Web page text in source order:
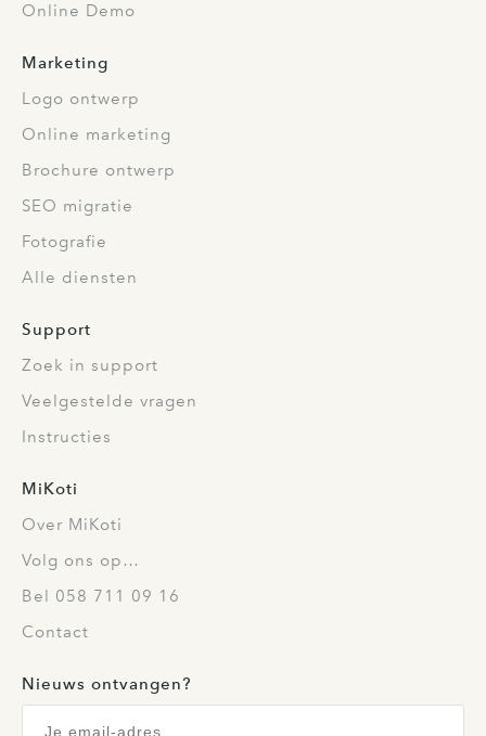
Online Demo
Marketing
Logo ontwerp
Online marketing
Brochure ontwerp
SEO migratie
Fotografie
Alle diensten
Support
Zoek in support
Veelgestelde vragen
Instructies
MiKoti
Over MiKoti
Volg ons op…
Bel 058 711 09 16
Contact
Nieuws ontvangen?